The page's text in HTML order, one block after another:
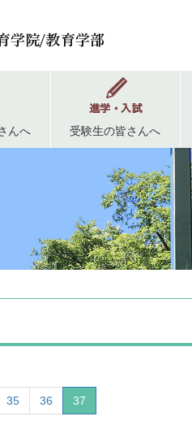
んへ 受験生の皆さんへ
35 36 37